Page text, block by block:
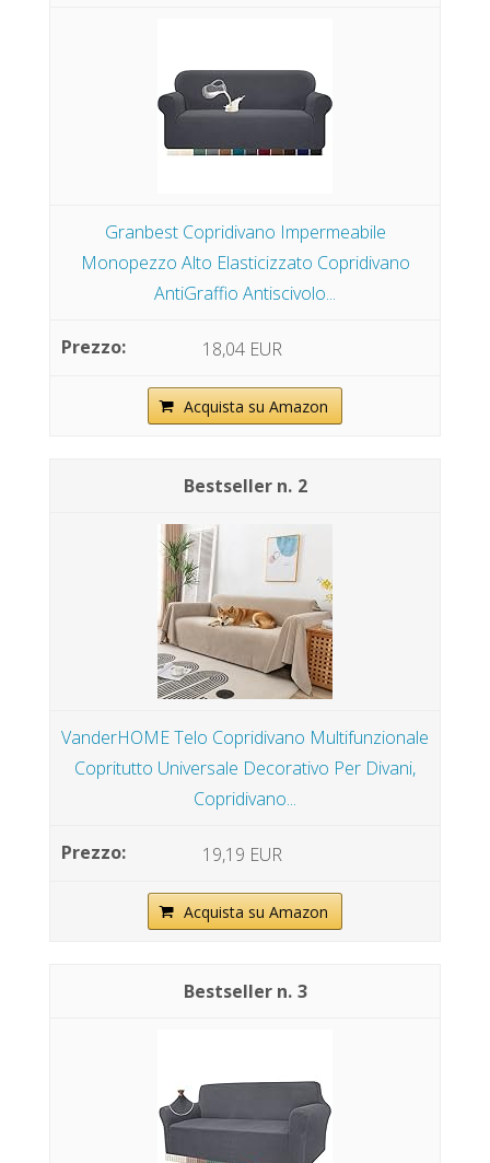
Granbest Copridivano Impermeabile
Monopezzo Alto Elasticizzato Copridivano
AntiGraffio Antiscivolo...
18,04 EUR
Acquista su Amazon
2
VanderHOME Telo Copridivano Multifunzionale
Copritutto Universale Decorativo Per Divani,
Copridivano...
19,19 EUR
Acquista su Amazon
3